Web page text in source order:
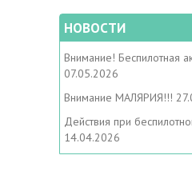
НОВОСТИ
Внимание! Беспилотная
07.05.2026
Внимание МАЛЯРИЯ!!!
Действия при
14.04.2026